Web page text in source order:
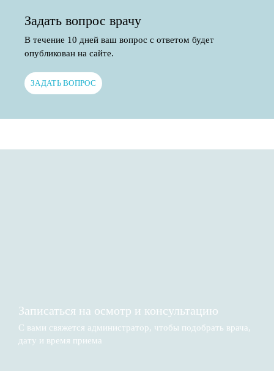
Задать вопрос врачу
В течение 10 дней ваш вопрос с ответом будет
опубликован на сайте.
ЗАДАТЬ ВОПРОС
Записаться на осмотр и консультацию​
С вами свяжется администратор, чтобы подобрать врача,
дату и время приема​